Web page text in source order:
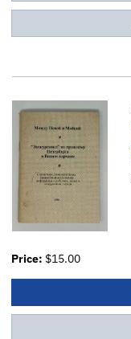
Price: $15.00